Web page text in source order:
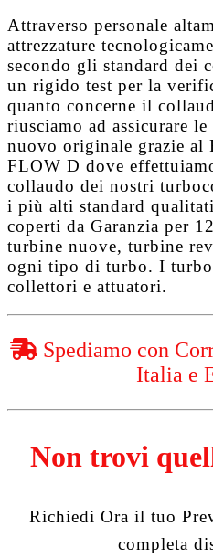
Attraverso personale
attrezzature
secondo gli standard dei
un rigido test per la
quanto concerne il
riusciamo ad assicurare
nuovo originale grazie al
FLOW D dove
collaudo dei nostri
i più alti standard
coperti da Garanzia per
turbine nuove, turbine
ogni tipo di turbo. I
collettori e attuatori.
Spediamo con
Italia e
Non trovi
Richiedi Ora il tuo
completa